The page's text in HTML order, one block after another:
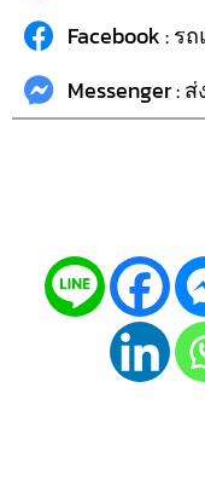
Facebook : ร
Messenger :